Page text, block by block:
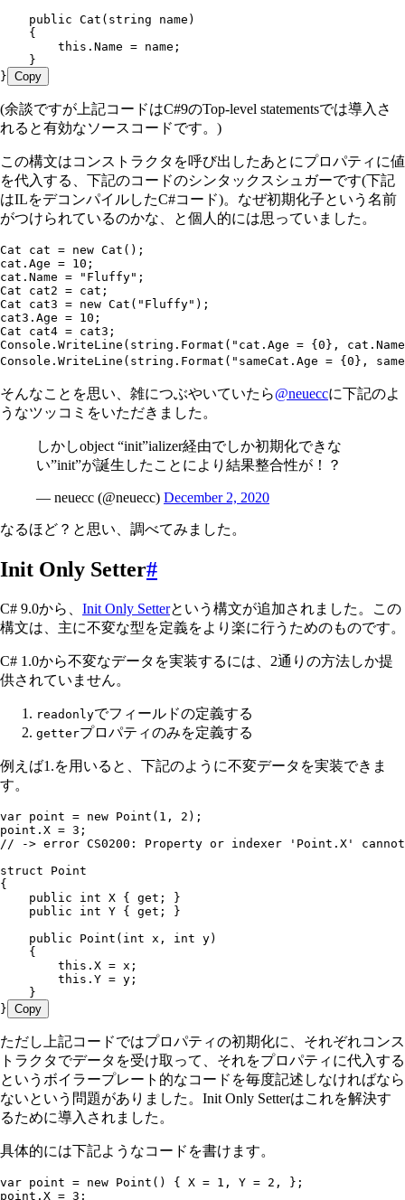
    public
Cat ( string name)
    {
        this
. Name = name;
    }
} Copy
(余談ですが上記コードはC#9のTop-level statementsでは導入さ
れると有効なソースコードです。)
この構文はコンストラクタを呼び出したあとにプロパティに値
を代入する、下記のコードのシンタックスシュガーです(下記
はILをデコンパイルしたC#コード)。なぜ初期化子という名前
がつけられているのかな、と個人的には思っていました。
Cat cat = new Cat ();
cat . Age = 10 ;
cat . Name = " Fluffy" ;
Cat cat2 = cat;
Cat cat3 = new Cat ( " Fluffy" );
cat3 . Age = 10 ;
Cat cat4 = cat3;
Console . WriteLine ( string . Format ( " cat.Age = {0},
Console . WriteLine ( string . Format ( " sameCat.Age = {0},
そんなことを思い、雑につぶやいていたら@neueccに下記のよ
うなツッコミをいただきました。
しかしobject “init”ializer経由でしか初期化できな
い”init”が誕生したことにより結果整合性が！？
— neuecc (@neuecc) December 2, 2020
なるほど？と思い、調べてみました。
Init Only Setter#
C# 9.0から、 Init Only Setterという構文が追加されました。この
構文は、主に不変な型を定義をより楽に行うためのものです。
C# 1.0から不変なデータを実装するには、2通りの方法しか提
供されていません。
readonlyでフィールドの定義する
getterプロパティのみを定義する
例えば1.を用いると、下記のように不変データを実装できま
す。
var point = new Point ( 1 , 2 );
point . X = 3 ;
// -> error CS0200: Property or indexer 'Point.X'
struct Point
{
    public
int X { get ; }
    public
int Y { get ; }
    public
Point ( int x , int y)
    {
        this
. X = x;
        this
. Y = y;
    }
} Copy
ただし上記コードではプロパティの初期化に、それぞれコンス
トラクタでデータを受け取って、それをプロパティに代入する
というボイラープレート的なコードを毎度記述しなければなら
ないという問題がありました。Init Only Setterはこれを解決す
るために導入されました。
具体的には下記ようなコードを書けます。
var point = new Point () { X = 1 , Y = 2 ,
};
point . X = 3 ;